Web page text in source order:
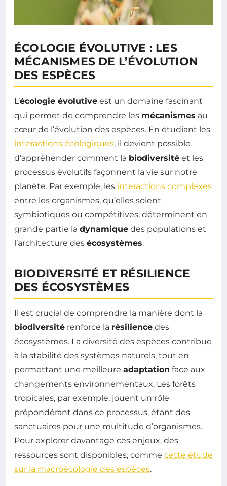
ÉCOLOGIE ÉVOLUTIVE : LES
MÉCANISMES DE L’ÉVOLUTION
DES ESPÈCES
L’écologie évolutive est un domaine fascinant
qui permet de comprendre les mécanismes au
cœur de l’évolution des espèces. En étudiant les
interactions écologiques, il devient possible
d’appréhender comment la biodiversité et les
processus évolutifs façonnent la vie sur notre
planète. Par exemple, les interactions complexes
entre les organismes, qu’elles soient
symbiotiques ou compétitives, déterminent en
grande partie la dynamique des populations et
l’architecture des écosystèmes.
BIODIVERSITÉ ET RÉSILIENCE
DES ÉCOSYSTÈMES
Il est crucial de comprendre la manière dont la
biodiversité renforce la résilience des
écosystèmes. La diversité des espèces contribue
à la stabilité des systèmes naturels, tout en
permettant une meilleure adaptation face aux
changements environnementaux. Les forêts
tropicales, par exemple, jouent un rôle
prépondérant dans ce processus, étant des
sanctuaires pour une multitude d’organismes.
Pour explorer davantage ces enjeux, des
ressources sont disponibles, comme cette étude
sur la macroécologie des espèces.